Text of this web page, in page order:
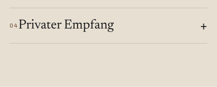
04 Privater Empfang